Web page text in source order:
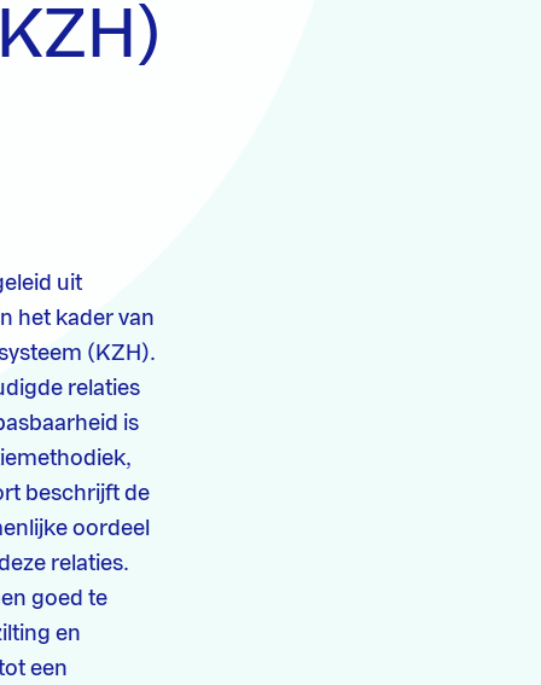
uit
het kader van
(KZH).
relaties
is
beschrijft de
oordeel
relaties.
goed te
en
een